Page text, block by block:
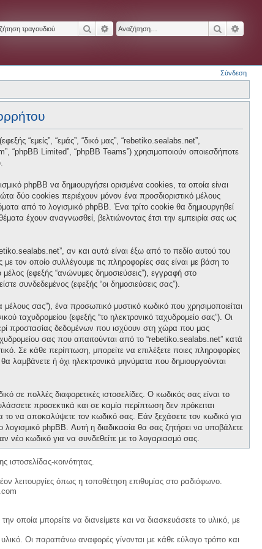
ΑναζήτησηΕιδική αναζήτηση
Σύνδεση
“εμείς”, “εμάς”, “δικό μας”, “rebetiko.sealabs.net”,
“phpBB Limited”, “phpBB Teams”) χρησιμοποιούν οποιεσδήποτε
phpBB να δημιουργήσει ορισμένα cookies, τα οποία είναι
δύο cookies περιέχουν μόνον ένα προσδιοριστικό μέλους
από το λογισμικό phpBB. Ένα τρίτο cookie θα δημιουργηθεί
έχουν αναγνωσθεί, βελτιώνοντας έτσι την εμπειρία σας ως
αν και αυτά είναι έξω από το πεδίο αυτού του
τον οποίο συλλέγουμε τις πληροφορίες σας είναι με βάση το
(εφεξής “ανώνυμες δημοσιεύσεις”), εγγραφή στο
συνδεδεμένος (εφεξής “οι δημοσιεύσεις σας”).
σας”), ένα προσωπικό μυστικό κωδικό που χρησιμοποιείται
ταχυδρομείου (εφεξής “το ηλεκτρονικό ταχυδρομείο σας”). Οι
προστασίας δεδομένων που ισχύουν στη χώρα που μας
σας που απαιτούνται από το “rebetiko.sealabs.net” κατά
Σε κάθε περίπτωση, μπορείτε να επιλέξετε ποιες πληροφορίες
λαμβάνετε ή όχι ηλεκτρονικά μηνύματα που δημιουργούνται
σε πολλές διαφορετικές ιστοσελίδες. Ο κωδικός σας είναι το
προσεκτικά και σε καμία περίπτωση δεν πρόκειται
το να αποκαλύψετε τον κωδικό σας. Εάν ξεχάσετε τον κωδικό για
phpBB. Αυτή η διαδικασία θα σας ζητήσει να υποβάλετε
νέο κωδικό για να συνδεθείτε με το λογαριασμό σας.
ιστοσελίδας-κοινότητας.
λειτουργίες όπως η τοποθέτηση επιθυμίας στο ραδιόφωνο.
μπορείτε να διανείμετε και να διασκευάσετε το υλικό, με
Οι παραπάνω αναφορές γίνονται με κάθε εύλογο τρόπο και